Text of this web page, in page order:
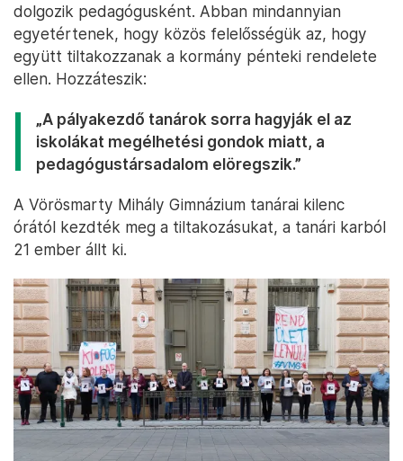
dolgozik pedagógusként. Abban mindannyian
egyetértenek, hogy közös felelősségük az, hogy
együtt tiltakozzanak a kormány pénteki rendelete
ellen. Hozzáteszik:
„A pályakezdő tanárok sorra hagyják el az
iskolákat megélhetési gondok miatt, a
pedagógustársadalom elöregszik.”
A Vörösmarty Mihály Gimnázium tanárai kilenc
órától kezdték meg a tiltakozásukat, a tanári karból
21 ember állt ki.